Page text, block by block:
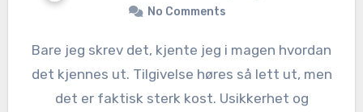
No Comments
Bare jeg skrev det, kjente jeg i magen hvordan
det kjennes ut. Tilgivelse høres så lett ut, men
det er faktisk sterk kost. Usikkerhet og